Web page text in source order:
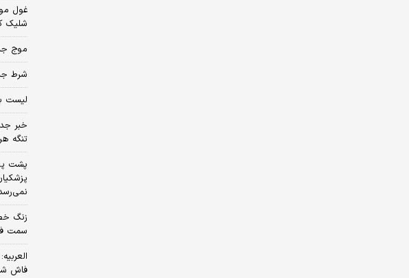
غول
شلیک
موج
شرط
لیست
خبر
تنگه
پشت
زنگ
سمت
فاش